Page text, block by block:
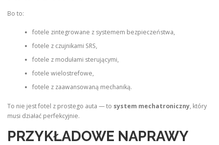
Bo to:
fotele zintegrowane z systemem bezpieczeństwa,
fotele z czujnikami SRS,
fotele z modułami sterującymi,
fotele wielostrefowe,
fotele z zaawansowaną mechaniką.
To nie jest fotel z prostego auta — to system mechatroniczny, który
musi działać perfekcyjnie.
PRZYKŁADOWE NAPRAWY